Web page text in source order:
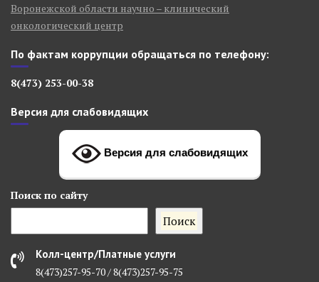
Воронежской области научно – клинический
онкологический центр
По фактам коррупции обращаться по телефону:
8(473) 253-00-38
Версия для слабовидящих
Версия для слабовидящих
Поиск по сайту
Поиск
Колл-центр/Платные услуги
8(473)257-95-70 / 8(473)257-95-75